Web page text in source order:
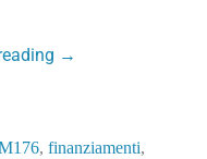
→
, finanziamenti,